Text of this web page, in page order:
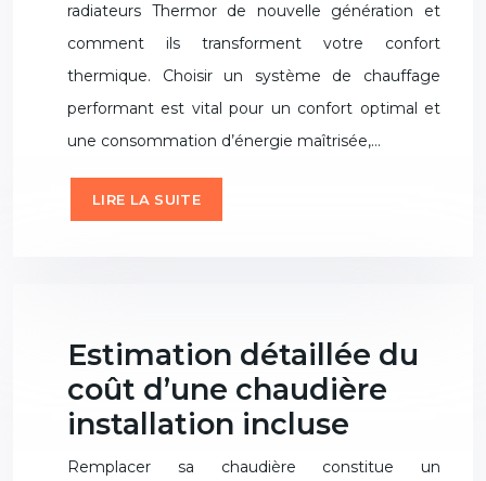
radiateurs Thermor de nouvelle génération et
comment ils transforment votre confort
thermique. Choisir un système de chauffage
performant est vital pour un confort optimal et
une consommation d’énergie maîtrisée,…
LIRE LA SUITE
Estimation détaillée du
coût d’une chaudière
installation incluse
Remplacer sa chaudière constitue un